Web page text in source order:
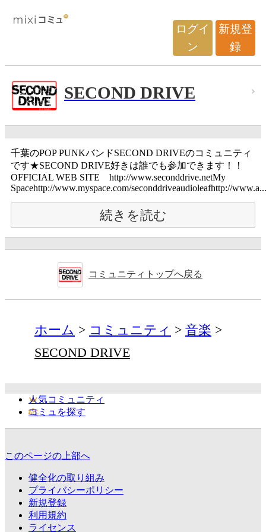
ログイ
ン
新規登
録
SECOND DRIVE
千葉のPOP PUNKバンドSECOND DRIVEのコミュニティ
です★SECOND DRIVE好きは誰でも参加できます！！
OFFICIAL WEB SITE http://www.seconddrive.netMy
Spacehttp://www.myspace.com/seconddriveaudioleafhttp://www.a...
続きを読む
コミュニティトップへ戻る
ホーム コミュニティ
音楽
SECOND DRIVE
人気コミュニティ
コミュを探す
このページの上部へ
健全化の取り組み
プライバシーポリシー
新規登録
利用規約
ライセンス